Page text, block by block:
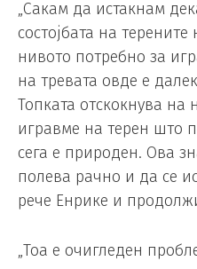
„Сакам да истакнам
состојбата на
нивото потребно за
на тревата овде е
Топката отскокнува на
игравме на терен што
сега е природен. Ова
полева рачно и да се
рече Енрике и
„Тоа е очигледен